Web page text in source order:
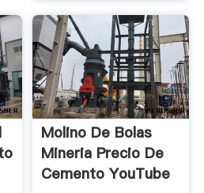
Molino De Bolas
Mineria Precio De
Cemento YouTube